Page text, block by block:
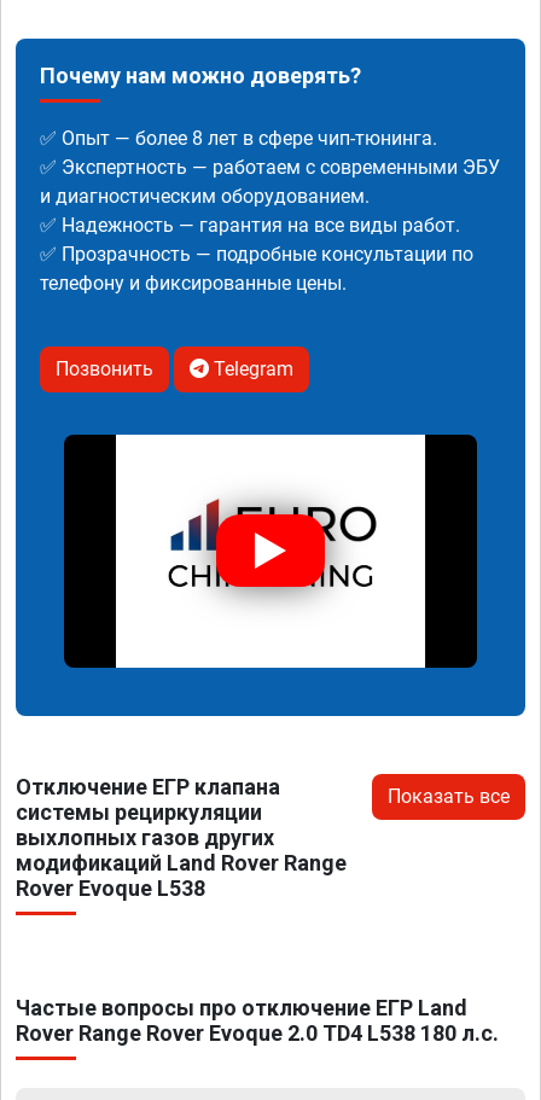
Почему нам можно доверять?
✅ Опыт — более 8 лет в сфере чип-тюнинга.
✅ Экспертность — работаем с современными ЭБУ
и диагностическим оборудованием.
✅ Надежность — гарантия на все виды работ.
✅ Прозрачность — подробные консультации по
телефону и фиксированные цены.
Позвонить Telegram
Отключение ЕГР клапана
системы рециркуляции
выхлопных газов других
модификаций Land Rover Range
Rover Evoque L538
Показать все
Частые вопросы про отключение ЕГР Land
Rover Range Rover Evoque 2.0 TD4 L538 180 л.с.